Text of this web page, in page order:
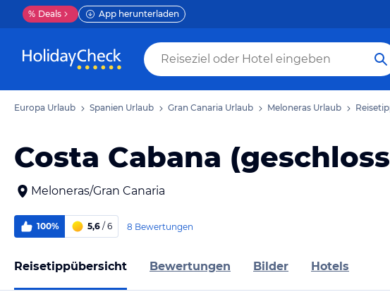
% Deals App herunterladen
Europa Urlaub Spanien Urlaub Gran Canaria Urlaub Meloneras Urlaub
Costa Cabana
Meloneras/Gran Canaria
100% 5,6 / 6 8 Bewertungen
Reisetippübersicht Bewertungen Bilder Hotels